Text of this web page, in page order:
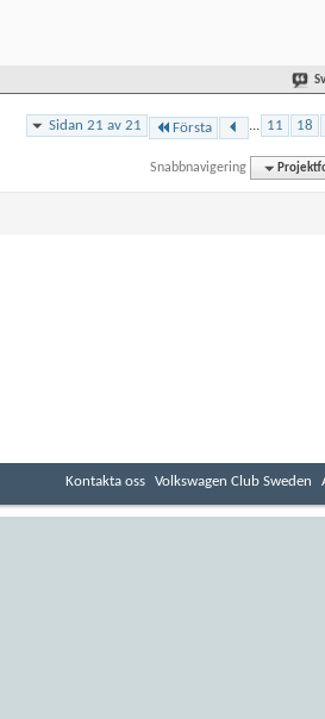
Sidan 21 av 21 Första 11 18
Snabbnavigering
Kontakta oss Volkswagen Club Sweden